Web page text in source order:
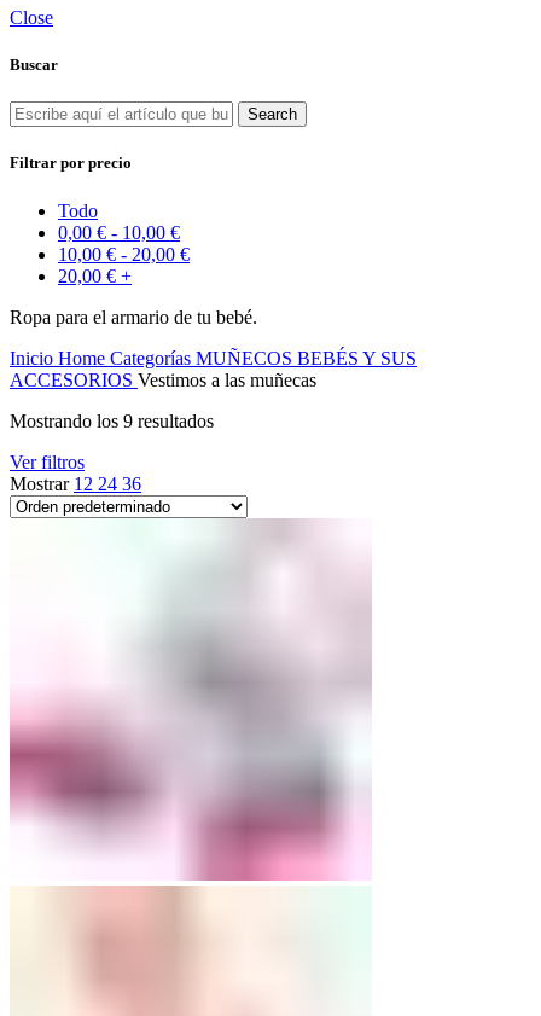
Close
Buscar
Search
Filtrar por precio
Todo
0,00 € - 10,00 €
10,00 € - 20,00 €
20,00 € +
Ropa para el armario de tu bebé.
Inicio Home Categorías MUÑECOS BEBÉS Y SUS
ACCESORIOS Vestimos a las muñecas
Mostrando los 9 resultados
Ver filtros
Mostrar 12 24 36